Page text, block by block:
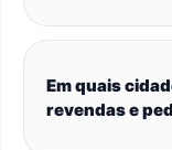
Em quais
revendas e